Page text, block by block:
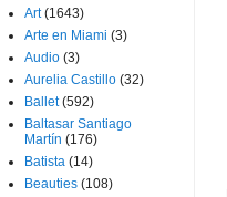
Art (1643)
Arte en Miami (3)
Audio (3)
Aurelia Castillo (32)
Ballet (592)
Baltasar Santiago
Martín (176)
Batista (14)
Beauties (108)